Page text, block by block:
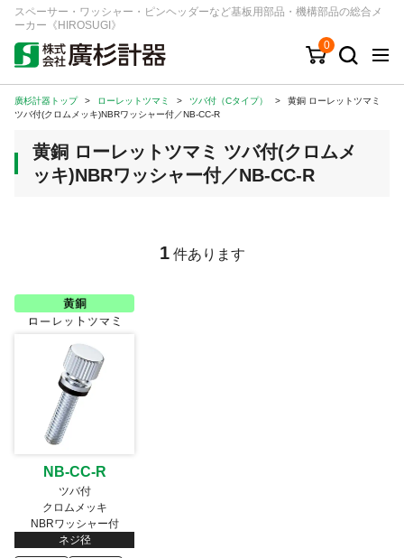
スペーサー・ワッシャー・ピンヘッダーなど基板用部品・機構部品の総合メ
ーカー《HIROSUGI》
0
キーワード 品番/シリーズ
商品カテゴリから探す
ジャンルから探す
注文・見積りについて
ご利用ガイド
お問い合わせ窓口
会社情報
廣杉計器トップ > ローレットツマミ > ツバ付（Cタイプ） >
黄銅 ローレットツマミ
ツバ付(クロムメッキ)NBRワッシャー付／NB-CC-R
黄銅 ローレットツマミ ツバ付(クロムメ
ッキ)NBRワッシャー付／NB-CC-R
1 件あります
NB-CC-R
ツバ付
クロムメッキ
NBRワッシャー付
ネジ径